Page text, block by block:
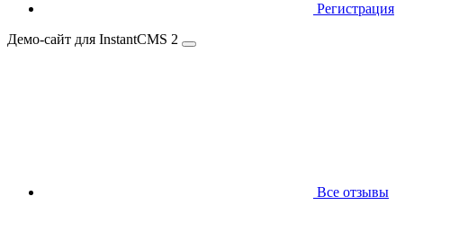
Регистрация
Демо-сайт для InstantCMS 2
Все отзывы